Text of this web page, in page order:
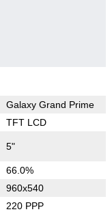
Galaxy Grand Prime
TFT LCD
5"
66.0%
960x540
220 PPP